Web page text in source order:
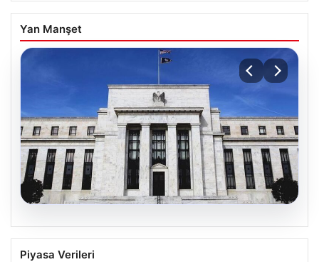
Yan Manşet
06.08.2026
Fed faizi sabit tuttu
Piyasa Verileri